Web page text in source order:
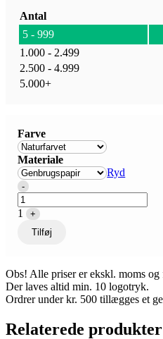
Antal
5 - 999
1.000 - 2.499
2.500 - 4.999
5.000+
Farve
Materiale
Ryd
Quantity
-
1
+
Tilføj
Obs! Alle priser er ekskl. moms og
Der laves altid min. 10 logotryk.
Ordrer under kr. 500 tillægges et
Relaterede produkter